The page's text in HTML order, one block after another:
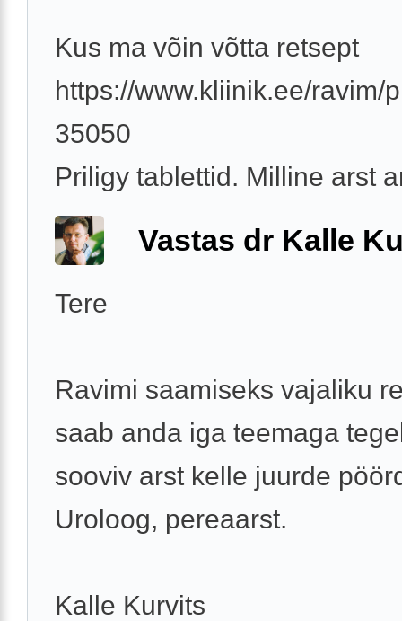
Kus ma võin võtta retsept
https://www.kliinik.ee/ravim/
35050
Priligy tablettid. Milline arst
Vastas dr Kalle
Tere
Ravimi saamiseks vajaliku
saab anda iga teemaga
sooviv arst kelle juurde
Uroloog, pereaarst.
Kalle Kurvits